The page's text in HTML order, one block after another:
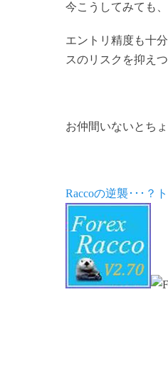
今こうしてみても
エントリ精度も十
スのリスクを抑え
お仲間いないとち
Raccoの逆襲･･･？